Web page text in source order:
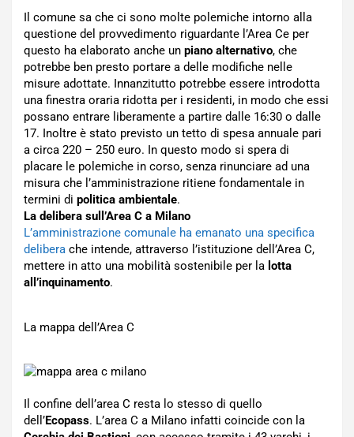
Il comune sa che ci sono molte polemiche intorno alla
questione del provvedimento riguardante l’Area Ce per
questo ha elaborato anche un piano alternativo, che
potrebbe ben presto portare a delle modifiche nelle
misure adottate. Innanzitutto potrebbe essere introdotta
una finestra oraria ridotta per i residenti, in modo che essi
possano entrare liberamente a partire dalle 16:30 o dalle
17. Inoltre è stato previsto un tetto di spesa annuale pari
a circa 220 – 250 euro. In questo modo si spera di
placare le polemiche in corso, senza rinunciare ad una
misura che l’amministrazione ritiene fondamentale in
termini di politica ambientale.
La delibera sull’Area C a Milano
L’amministrazione comunale ha emanato una specifica
delibera che intende, attraverso l’istituzione dell’Area C,
mettere in atto una mobilità sostenibile per la lotta
all’inquinamento.
La mappa dell’Area C
Il confine dell’area C resta lo stesso di quello
dell’Ecopass. L’area C a Milano infatti coincide con la